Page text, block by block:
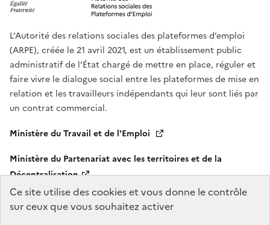
Ce site utilise des cookies et vous donne le contrôle
sur ceux que vous souhaitez activer
L’Autorité des relations sociales des plateformes d’emploi
(ARPE), créée le 21 avril 2021, est un établissement public
administratif de l’État chargé de mettre en place, réguler et
faire vivre le dialogue social entre les plateformes de mise en
relation et les travailleurs indépendants qui leur sont liés par
un contrat commercial.
Ministère du Travail et de l'Emploi
Ministère du Partenariat avec les territoires et de la
Décentralisation
gouvernement.fr